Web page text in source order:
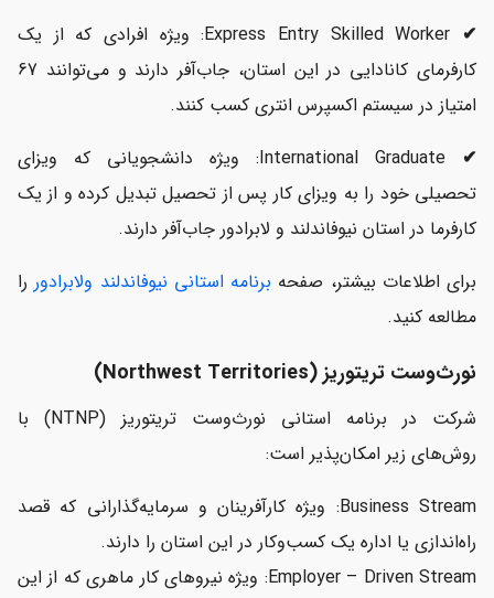
✔
Express Entry Skilled Worker: ویژه افرادی که از یک
کارفرمای کانادایی در این استان، جاب‌آفر دارند و می‌توانند 67
امتیاز در سیستم اکسپرس انتری کسب کنند.
✔
International Graduate: ویژه دانشجویانی که ویزای
تحصیلی خود را به ویزای کار پس از تحصیل تبدیل کرده و از یک
کارفرما در استان نیوفاندلند و لابرادور جاب‌آفر دارند.
برای اطلاعات بیشتر، صفحه برنامه استانی نیوفاندلند ولابرادوررا
مطالعه کنید.
نورث‌وست تریتوریز (Northwest Territories)
شرکت در برنامه استانی نورث‌وست تریتوریز (NTNP) با
روش‌های زیر امکان‌پذیر است:
Business Stream: ویژه کارآفرینان و سرمایه‌گذارانی که قصد
راه‌اندازی یا اداره یک کسب‌وکار در این استان را دارند.
Employer – Driven Stream: ویژه نیروهای کار ماهری که از این